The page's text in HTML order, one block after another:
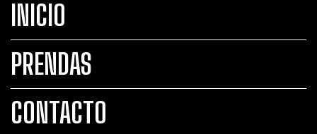
INICIO
PRENDAS
CONTACTO